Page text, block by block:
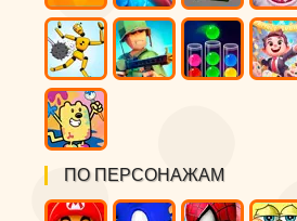
ПО ПЕРСОНАЖАМ